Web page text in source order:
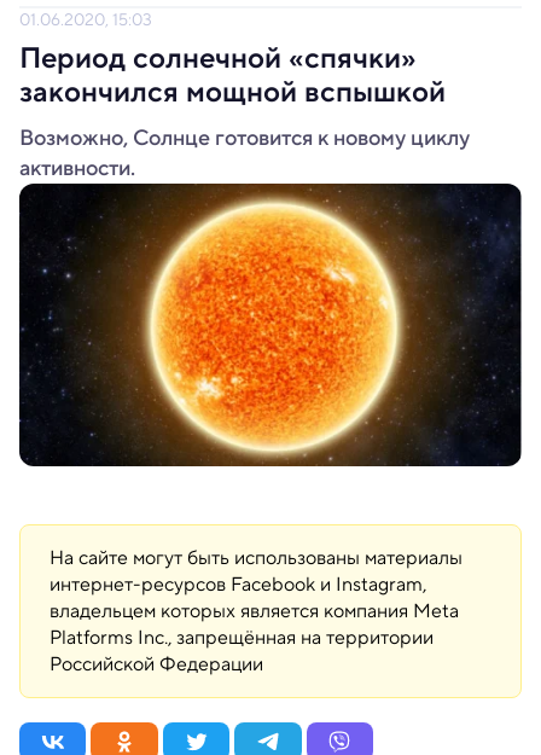
01.06.2020, 15:03
Период солнечной «спячки»
закончился мощной вспышкой
Возможно, Солнце готовится к новому циклу
активности.
На сайте могут быть использованы материалы
интернет-ресурсов Facebook и Instagram,
владельцем которых является компания Meta
Platforms Inc., запрещённая на территории
Российской Федерации